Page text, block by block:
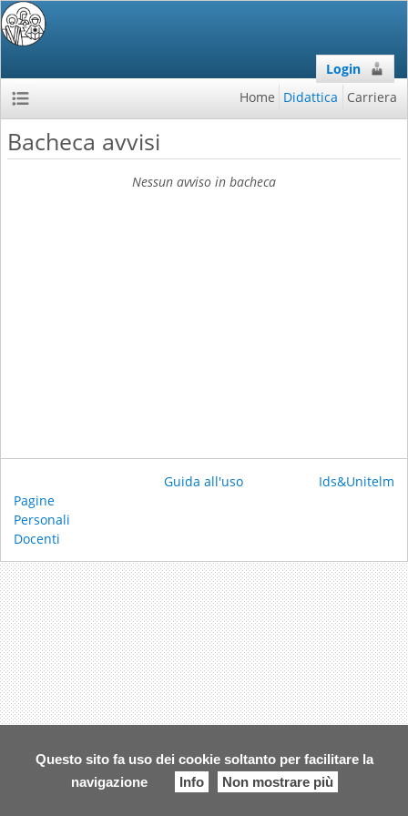
Questo sito fa uso dei cookie soltanto per facilitare la
navigazione
Info Non mostrare più
Login
Home Didattica Carriera
Bacheca avvisi
Nessun avviso in bacheca
Pagine
Personali
Docenti
Guida all'uso Ids&Unitelm